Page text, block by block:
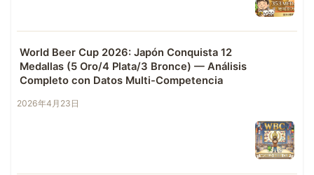
World Beer Cup 2026: Japón Conquista 12
Medallas (5 Oro/4 Plata/3 Bronce) — Análisis
Completo con Datos Multi-Competencia
2026年4月23日